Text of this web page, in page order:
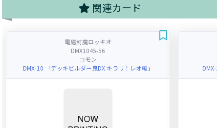
関連カード
電磁封魔ロッキオ
DMX1045-56
コモン
DMX-10 「デッキビルダー鬼DX キラリ！レオ編」
DMX-